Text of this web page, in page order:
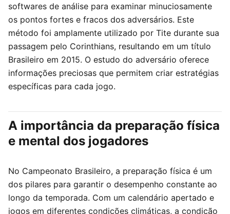
softwares de análise para examinar minuciosamente
os pontos fortes e fracos dos adversários. Este
método foi amplamente utilizado por Tite durante sua
passagem pelo Corinthians, resultando em um título
Brasileiro em 2015. O estudo do adversário oferece
informações preciosas que permitem criar estratégias
específicas para cada jogo.
A importância da preparação física
e mental dos jogadores
No Campeonato Brasileiro, a preparação física é um
dos pilares para garantir o desempenho constante ao
longo da temporada. Com um calendário apertado e
jogos em diferentes condições climáticas, a condição